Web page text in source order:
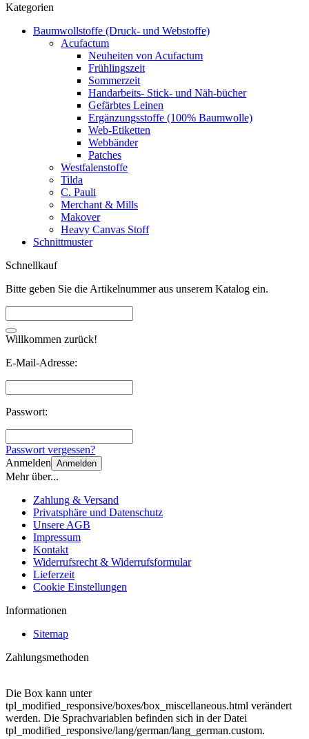
Kategorien
Baumwollstoffe (Druck- und Webstoffe)
Acufactum
Neuheiten von Acufactum
Frühlingszeit
Sommerzeit
Handarbeits- Stick- und Näh-bücher
Gefärbtes Leinen
Ergänzungsstoffe (100% Baumwolle)
Web-Etiketten
Webbänder
Patches
Westfalenstoffe
Tilda
C. Pauli
Merchant & Mills
Makover
Heavy Canvas Stoff
Schnittmuster
Schnellkauf
Bitte geben Sie die Artikelnummer aus unserem Katalog ein.
Willkommen zurück!
E-Mail-Adresse:
Passwort:
Passwort vergessen?
Anmelden Anmelden
Mehr über...
Zahlung & Versand
Privatsphäre und Datenschutz
Unsere AGB
Impressum
Kontakt
Widerrufsrecht & Widerrufsformular
Lieferzeit
Cookie Einstellungen
Informationen
Sitemap
Zahlungsmethoden
Die Box kann unter
tpl_modified_responsive/boxes/box_miscellaneous.html verändert
werden. Die Sprachvariablen befinden sich in der Datei
tpl_modified_responsive/lang/german/lang_german.custom.